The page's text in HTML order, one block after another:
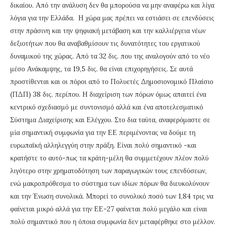
δικαίου. Από την ανάλυση δεν θα μπορούσα να μην αναφέρω και λίγα
λόγια για την Ελλάδα. Η χώρα μας πρέπει να εστιάσει σε επενδύσεις
στην πράσινη και την ψηφιακή μετάβαση και την καλλιέργεια νέων
δεξιοτήτων που θα αναβαθμίσουν τις δυνατότητες του εργατικού
δυναμικού της χώρας. Από τα 32 δις. που της αναλογούν από το νέο
μέσο Ανάκαμψης, τα 19,5 δις. θα είναι επιχορηγήσεις. Σε αυτά
προστίθενται και οι πόροι από το Πολυετές Δημοσιονομικό Πλαίσιο
(ΠΔΠ) 38 δις. περίπου. Η διαχείριση των πόρων όμως απαιτεί ένα
κεντρικό σχεδιασμό με συντονισμό αλλά και ένα αποτελεσματικό
Σύστημα Διαχείρισης και Ελέγχου. Στο δια ταύτα, αναφερόμαστε σε
μία σημαντική συμφωνία για την ΕΕ περιμένοντας να δούμε τη
ευρωπαϊκή αλληλεγγύη στην πράξη. Είναι πολύ σημαντικό -και
κρατήστε το αυτό-πως τα κράτη-μέλη θα συμμετέχουν πλέον πολύ
λιγότερο στην χρηματοδότηση των παραγωγικών τους επενδύσεων,
ενώ μακροπρόθεσμα το σύστημα των ιδίων πόρων θα διευκολύνουν
και την Ένωση συνολικά. Μπορεί το συνολικό ποσό των 1,84 τρις να
φαίνεται μικρό αλλά για την ΕΕ-27 φαίνεται πολύ μεγάλο και είναι
πολύ σημαντικό που η όποια συμφωνία δεν μεταφέρθηκε στο μέλλον.